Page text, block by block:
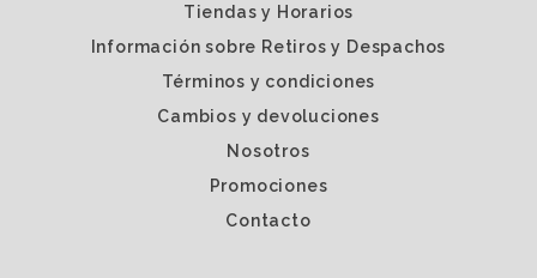
Tiendas y Horarios
Información sobre Retiros y Despachos
Términos y condiciones
Cambios y devoluciones
Nosotros
Promociones
Contacto